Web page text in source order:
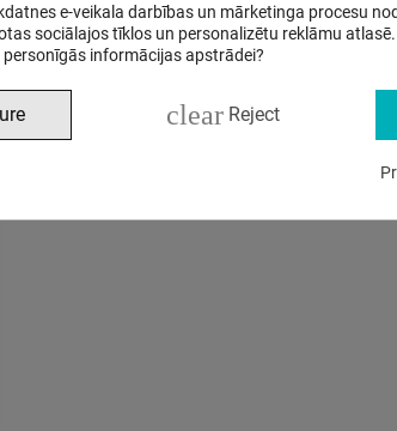
e-veikala darbības un mārketinga procesu
sociālajos tīklos un personalizētu reklāmu
informācijas apstrādei?
clear Reject